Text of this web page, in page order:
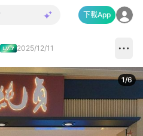
下載App
2025/12/11
1/6